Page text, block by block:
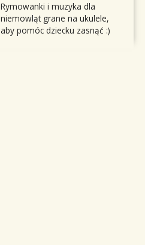
Rymowanki i muzyka dla
niemowląt grane na ukulele,
aby pomóc dziecku zasnąć :)